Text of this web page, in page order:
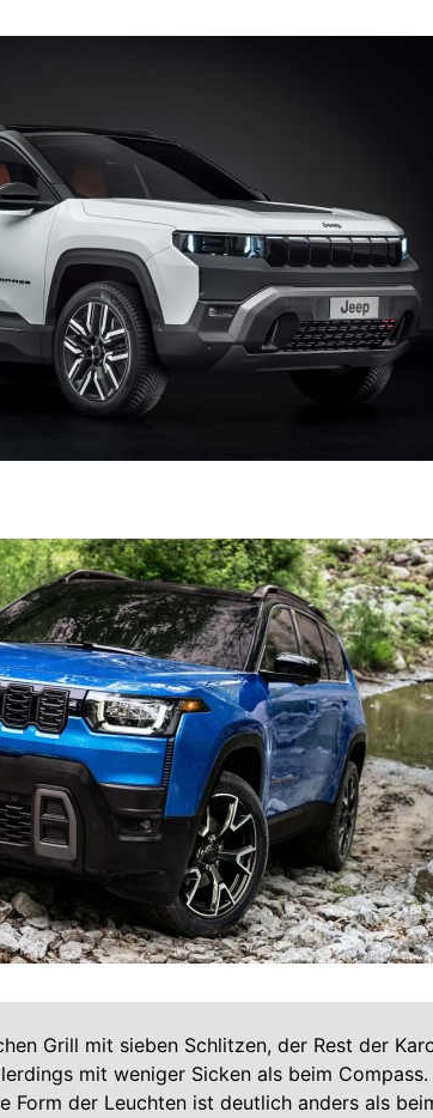
Grill mit sieben Schlitzen, der Rest der
mit weniger Sicken als beim
Form der Leuchten ist deutlich anders als